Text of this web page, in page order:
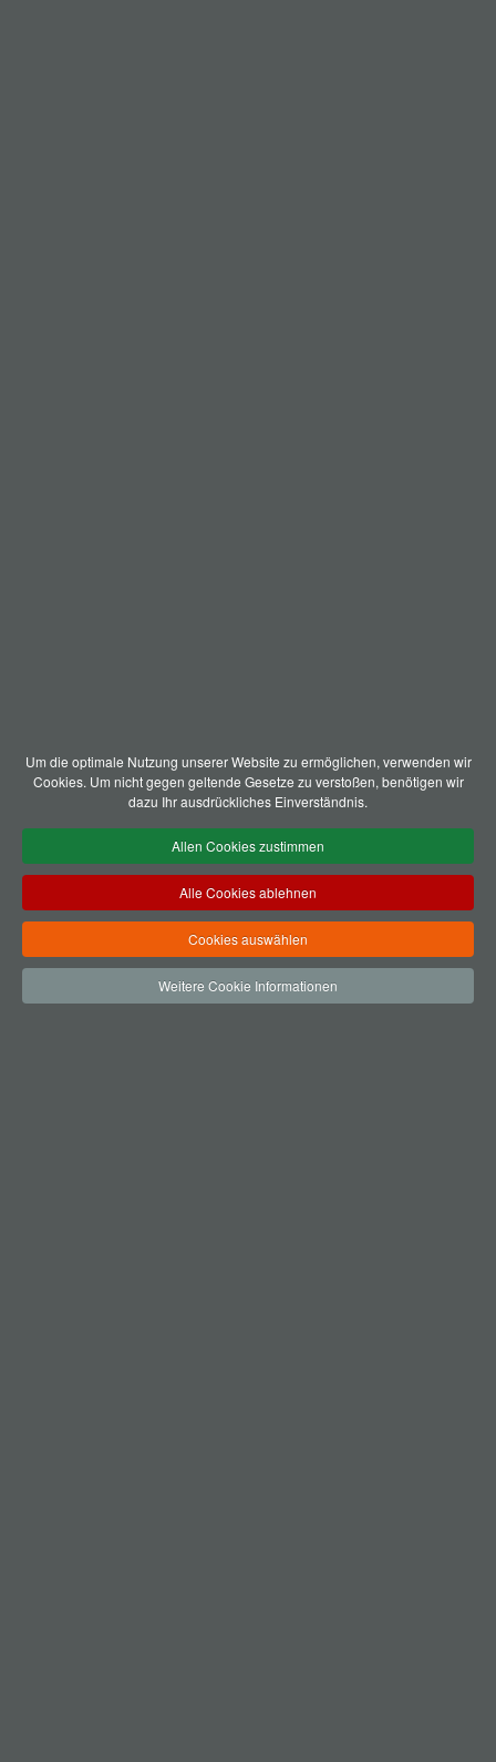
Um die optimale Nutzung unserer Website zu ermöglichen, verwenden wir
Cookies. Um nicht gegen geltende Gesetze zu verstoßen, benötigen wir
dazu Ihr ausdrückliches Einverständnis.
Allen Cookies zustimmen
Alle Cookies ablehnen
Cookies auswählen
Weitere Cookie Informationen